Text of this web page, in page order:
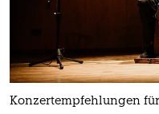
Konzertempfehlungen